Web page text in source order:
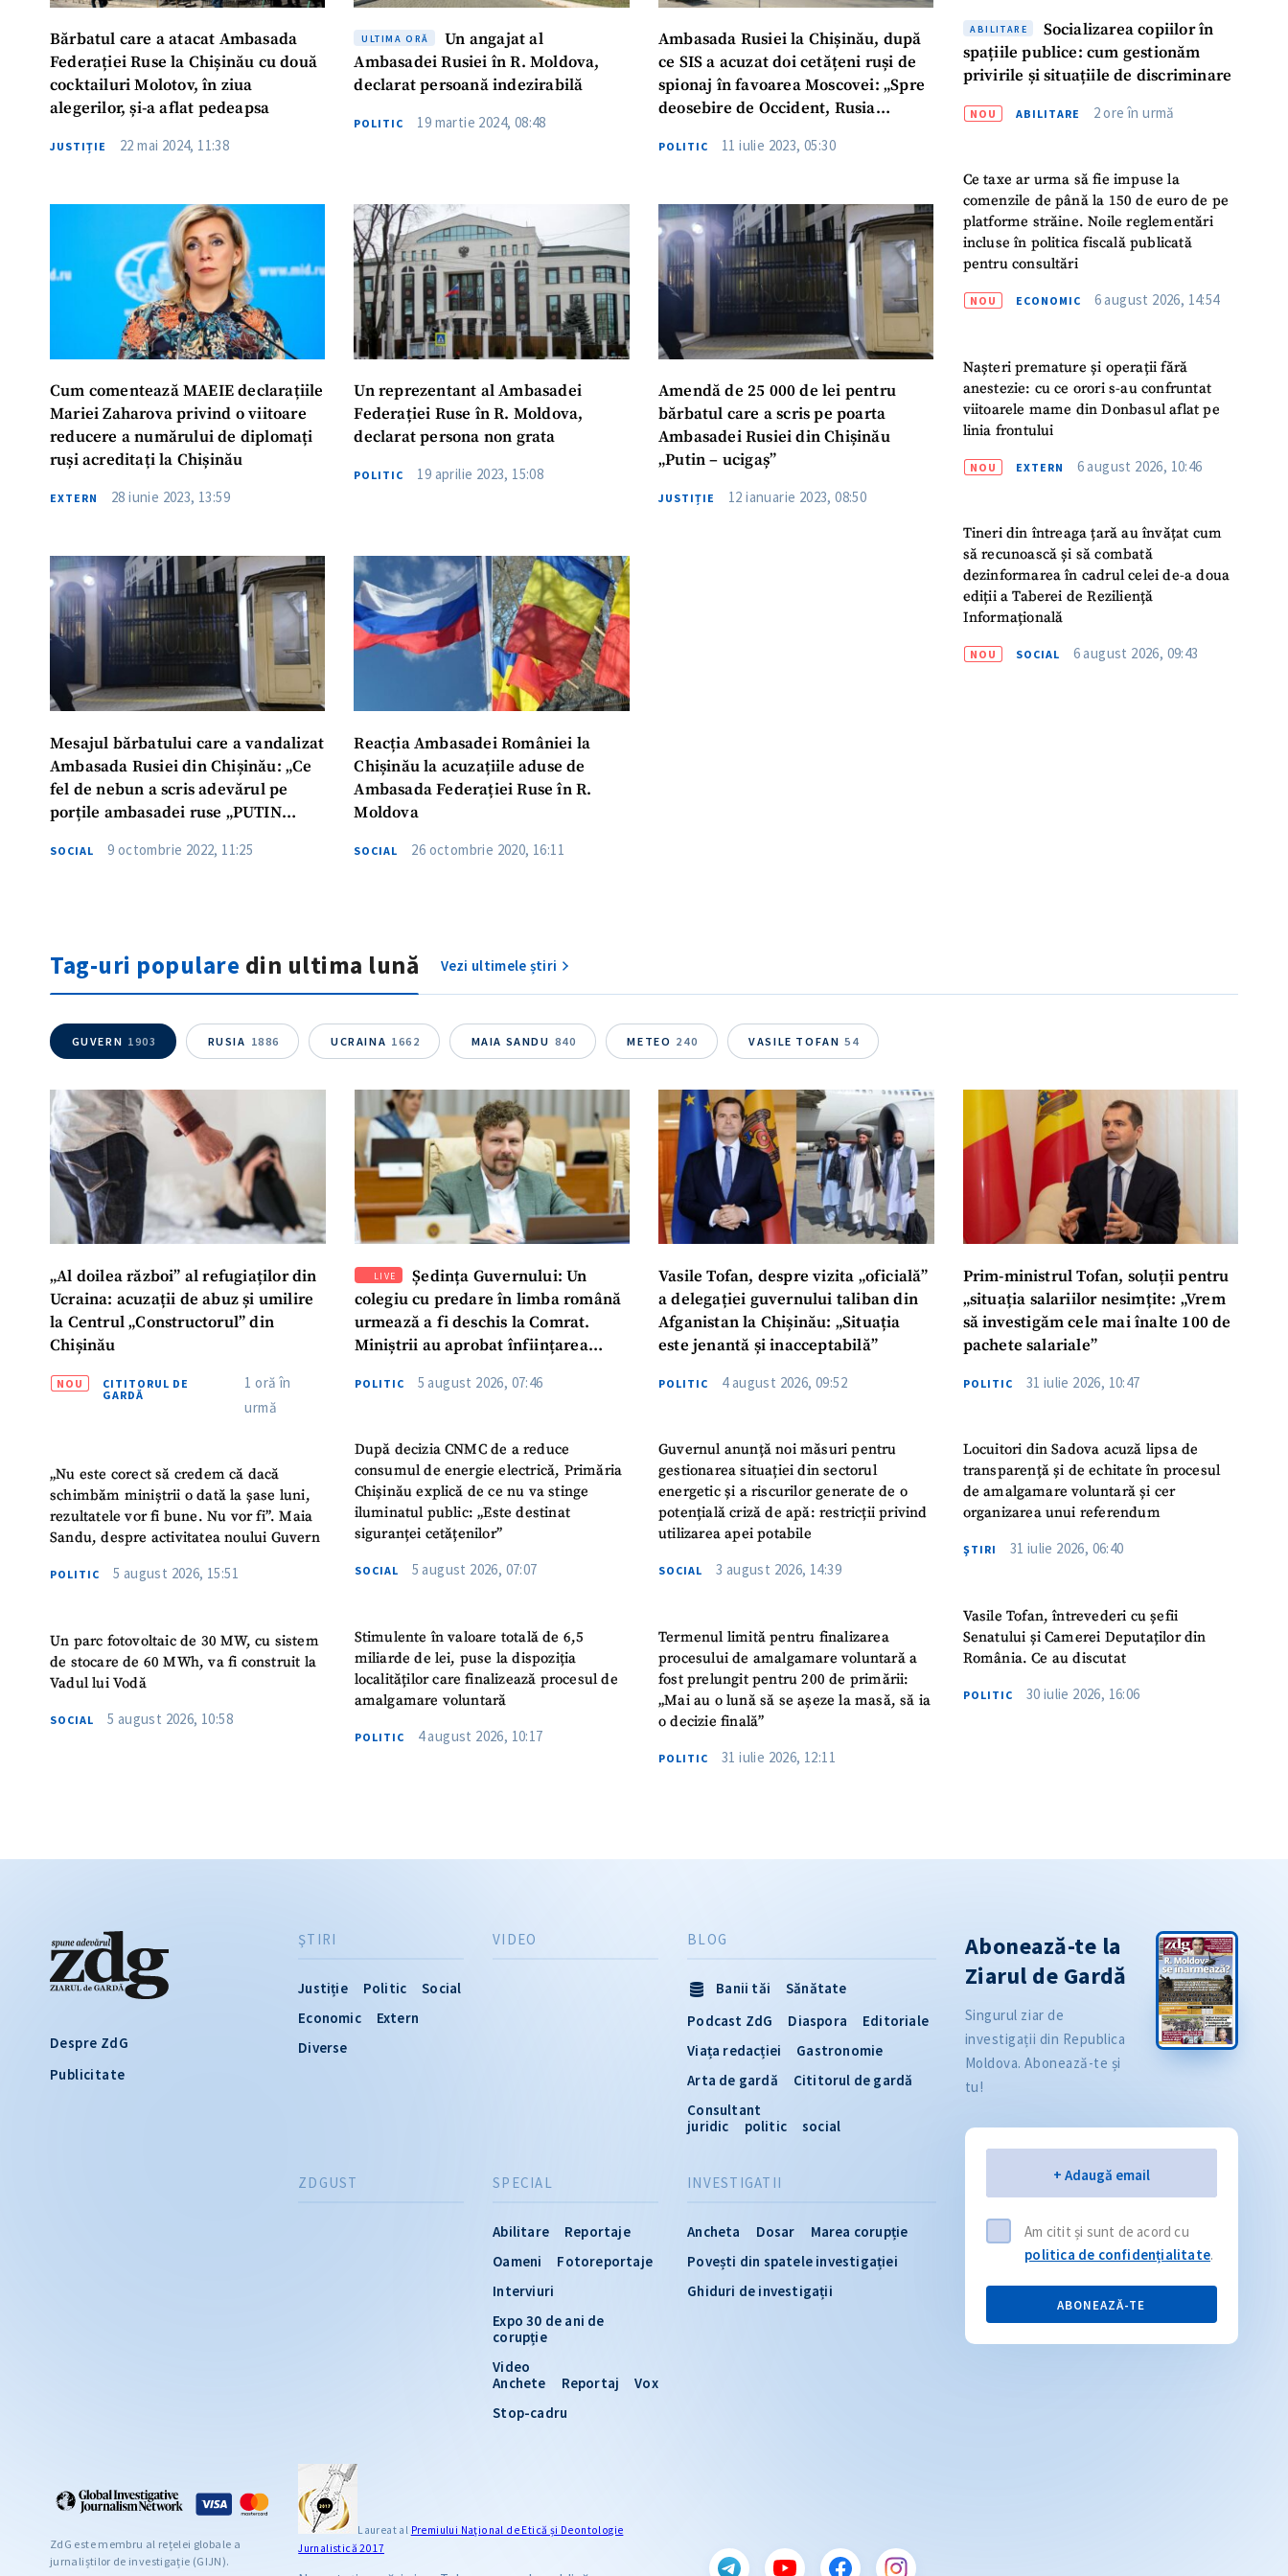
Bărbatul care a atacat Ambasada
Federației Ruse la Chișinău cu două
cocktailuri Molotov, în ziua
alegerilor, și-a aflat pedeapsa
JUSTIȚIE 22 mai 2024, 11:38
ULTIMA ORĂ
Un angajat al
Ambasadei Rusiei în R. Moldova,
declarat persoană indezirabilă
POLITIC 19 martie 2024, 08:48
Ambasada Rusiei la Chișinău, după
ce SIS a acuzat doi cetățeni ruși de
spionaj în favoarea Moscovei: „Spre
deosebire de Occident, Rusia
POLITIC 11 iulie 2023, 05:30
Cum comentează MAEIE declarațiile
Mariei Zaharova privind o viitoare
reducere a numărului de diplomați
ruși acreditați la Chișinău
EXTERN 28 iunie 2023, 13:59
Un reprezentant al Ambasadei
Federației Ruse în R. Moldova,
declarat persona non grata
POLITIC 19 aprilie 2023, 15:08
Amendă de 25 000 de lei pentru
bărbatul care a scris pe poarta
Ambasadei Rusiei din Chișinău
„Putin – ucigaș”
JUSTIȚIE 12 ianuarie 2023, 08:50
Mesajul bărbatului care a vandalizat
Ambasada Rusiei din Chișinău: „Ce
fel de nebun a scris adevărul pe
porțile ambasadei ruse „PUTIN
SOCIAL 9 octombrie 2022, 11:25
Reacția Ambasadei României la
Chișinău la acuzațiile aduse de
Ambasada Federației Ruse în R.
Moldova
SOCIAL 26 octombrie 2020, 16:11
ABILITARE
Socializarea copiilor în
spațiile publice: cum gestionăm
privirile și situațiile de discriminare
NOU ABILITARE 2 ore în urmă
Ce taxe ar urma să fie impuse la
comenzile de până la 150 de euro de pe
platforme străine. Noile reglementări
incluse în politica fiscală publicată
pentru consultări
NOU ECONOMIC 6 august 2026, 14:54
Nașteri premature și operații fără
anestezie: cu ce orori s-au confruntat
viitoarele mame din Donbasul aflat pe
linia frontului
NOU EXTERN 6 august 2026, 10:46
Tineri din întreaga țară au învățat cum
să recunoască și să combată
dezinformarea în cadrul celei de-a doua
ediții a Taberei de Reziliență
Informațională
NOU SOCIAL 6 august 2026, 09:43
Tag-uri populare din ultima lună Vezi ultimele știri
GUVERN 1903 RUSIA 1886 UCRAINA 1662 MAIA SANDU 840 METEO 240 VASILE TOFAN 54
„Al doilea război” al refugiaților din
Ucraina: acuzații de abuz și umilire
la Centrul „Constructorul” din
Chișinău
NOU
CITITORUL DE
GARDĂ
1 oră în
urmă
„Nu este corect să credem că dacă
schimbăm miniștrii o dată la șase luni,
rezultatele vor fi bune. Nu vor fi”. Maia
Sandu, despre activitatea noului Guvern
POLITIC 5 august 2026, 15:51
Un parc fotovoltaic de 30 MW, cu sistem
de stocare de 60 MWh, va fi construit la
Vadul lui Vodă
SOCIAL 5 august 2026, 10:58
LIVE
Ședința Guvernului: Un
colegiu cu predare în limba română
urmează a fi deschis la Comrat.
Miniștrii au aprobat înființarea
Turc „Recep Tayyip Erdogan”
POLITIC 5 august 2026, 07:46
După decizia CNMC de a reduce
consumul de energie electrică, Primăria
Chișinău explică de ce nu va stinge
iluminatul public: „Este destinat
siguranței cetățenilor”
SOCIAL 5 august 2026, 07:07
Stimulente în valoare totală de 6,5
miliarde de lei, puse la dispoziția
localităților care finalizează procesul de
amalgamare voluntară
POLITIC 4 august 2026, 10:17
Vasile Tofan, despre vizita „oficială”
a delegației guvernului taliban din
Afganistan la Chișinău: „Situația
este jenantă și inacceptabilă”
POLITIC 4 august 2026, 09:52
Guvernul anunță noi măsuri pentru
gestionarea situației din sectorul
energetic și a riscurilor generate de o
potențială criză de apă: restricții privind
utilizarea apei potabile
SOCIAL 3 august 2026, 14:39
Termenul limită pentru finalizarea
procesului de amalgamare voluntară a
fost prelungit pentru 200 de primării:
„Mai au o lună să se așeze la masă, să ia
o decizie finală”
POLITIC 31 iulie 2026, 12:11
Prim-ministrul Tofan, soluții pentru
„situația salariilor nesimțite: „Vrem
să investigăm cele mai înalte 100 de
pachete salariale”
POLITIC 31 iulie 2026, 10:47
Locuitori din Sadova acuză lipsa de
transparență și de echitate în procesul
de amalgamare voluntară și cer
organizarea unui referendum
ŞTIRI 31 iulie 2026, 06:40
Vasile Tofan, întrevederi cu șefii
Senatului și Camerei Deputaților din
România. Ce au discutat
POLITIC 30 iulie 2026, 16:06
Despre ZdG
Publicitate
ZdG este membru al rețelei globale a
jurnaliștilor de investigație (GIJN).
ŞTIRI
Justiție Politic
Social
Economic
Extern
Diverse
INVESTIGATII
Ancheta Dosar
Marea corupție
Povești din spatele investigației
Ghiduri de investigații
VIDEO
SPECIAL
Abilitare
Reportaje
Oameni
Fotoreportaje
Interviuri
Expo 30 de ani de
corupție
Video
Anchete
Reportaj
Vox
Stop-cadru
BLOG
Banii tăi
Sănătate
Podcast ZdG
Diaspora
Editoriale
Viața redacției
Gastronomie
Arta de gardă
Cititorul de gardă
Consultant
juridic
politic social
ZDGUST
Abonează-te la
Ziarul de Gardă
Singurul ziar de
investigații din Republica
Moldova. Abonează-te și
tu!
+ Adaugă email
Am citit și sunt de acord cu
politica de confidențialitate.
ABONEAZĂ-TE
Laureat al Premiului Naţional de Etică și Deontologie
Jurnalistică 2017
ȘTIREA MEA
Titlu știre
confidențialitate.